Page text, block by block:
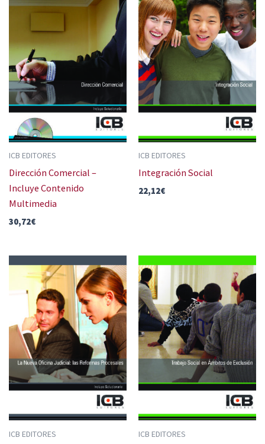
ICB EDITORES
Dirección Comercial –
Incluye Contenido
Multimedia
30,72€
ICB EDITORES
Integración Social
22,12€
ICB EDITORES ICB EDITORES